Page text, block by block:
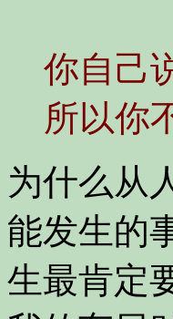
你自己
所以你
为什么从
能发生的
生最肯定